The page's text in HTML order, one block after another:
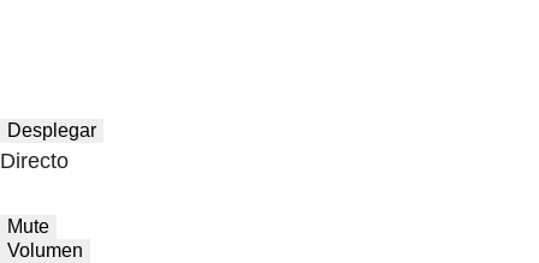
Desplegar
Directo
Mute
Volumen